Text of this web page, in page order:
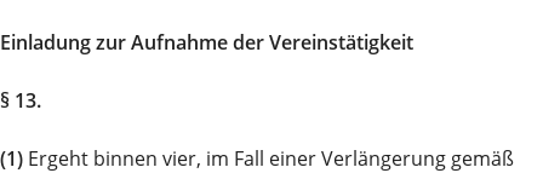
Einladung zur Aufnahme der Vereinstätigkeit
§ 13.
(1) Ergeht binnen vier, im Fall einer Verlängerung gemäß